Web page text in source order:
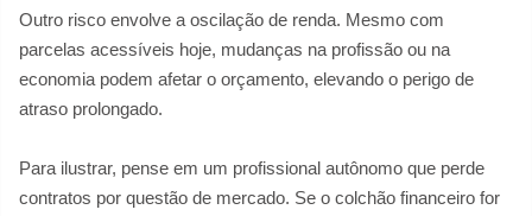
Outro risco envolve a oscilação de renda. Mesmo com
parcelas acessíveis hoje, mudanças na profissão ou na
economia podem afetar o orçamento, elevando o perigo de
atraso prolongado.
Para ilustrar, pense em um profissional autônomo que perde
contratos por questão de mercado. Se o colchão financeiro for